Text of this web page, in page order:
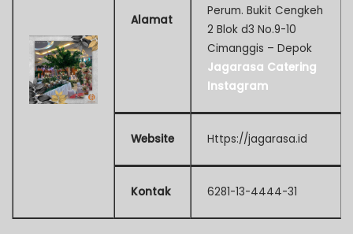
Alamat
Perum. Bukit Cengkeh
2 Blok d3 No.9-10
Cimanggis – Depok
Jagarasa Catering
Instagram
Website Https://jagarasa.id
Kontak 6281-13-4444-31